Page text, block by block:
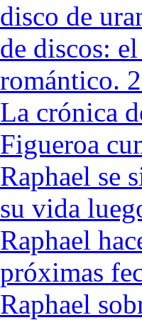
disco de
de discos:
romántico.
La crónica
Figueroa
Raphael se
su vida
Raphael
próximas
Raphael